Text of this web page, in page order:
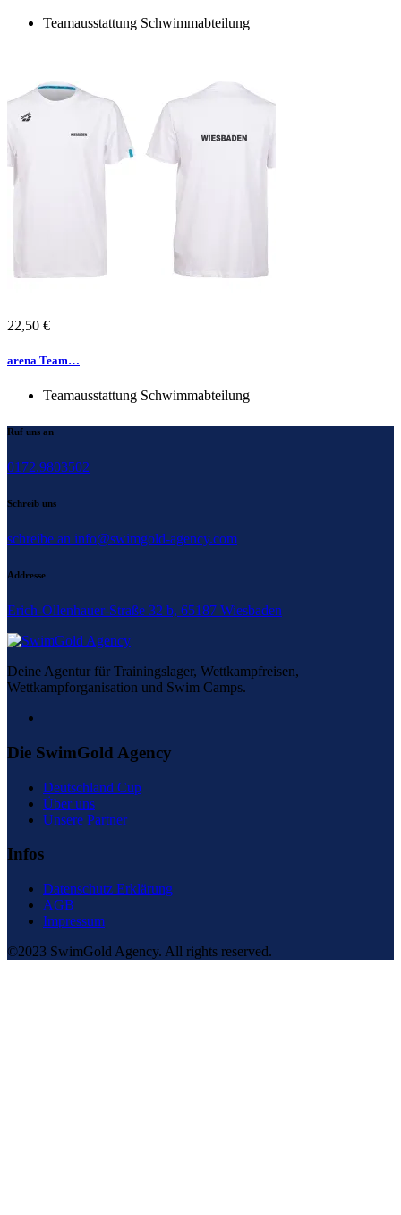
mehrere
Varianten
Optionen
können
auf
Produktseite
gewählt
werden
Teamausstattung Schwimmabteilung
22,50 €
Produkt
mehrere
Varianten
Die
können
der
gewählt
werden
arena Team…
Teamausstattung Schwimmabteilung
Ruf uns an
0172.9803502
Schreib uns
schreibe an info@swimgold-agency.com
Addresse
Erich-Ollenhauer-Straße 32 b, 65187 Wiesbaden
Deine Agentur für Trainingslager, Wettkampfreisen,
Wettkampforganisation und Swim Camps.
Die SwimGold Agency
Deutschland Cup
Über uns
Unsere Partner
Infos
Datenschutz Erklärung
AGB
Impressum
©2023 SwimGold Agency. All rights reserved.